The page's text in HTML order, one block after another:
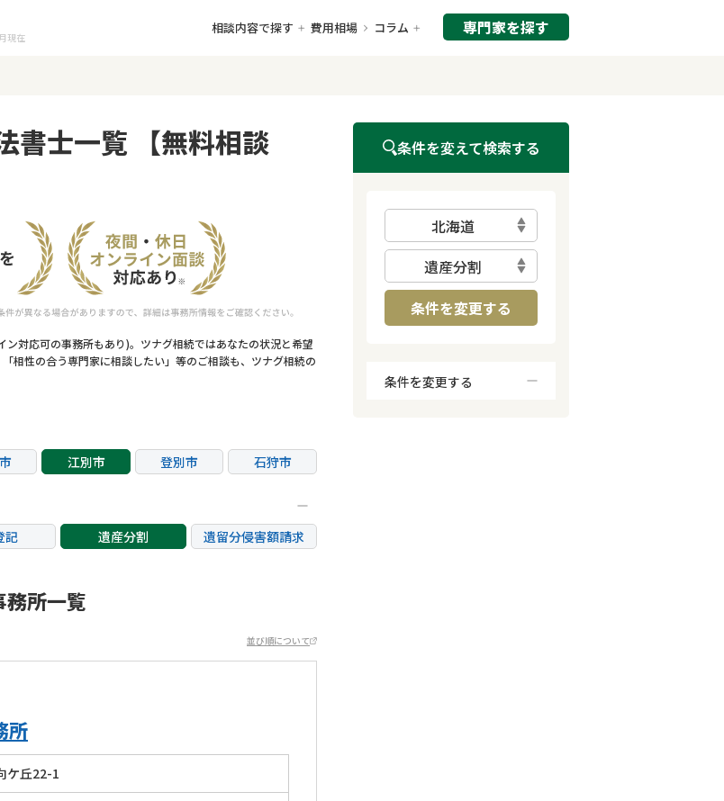
現在
相談内容で探す 費用相場 コラム 専門家を探す
書士一覧 【無料相談
対応可の事務所もあり)。ツナグ相続ではあなたの状況と希望
相性の合う専門家に相談したい」等のご相談も、ツナグ相続の
江別市 登別市 石狩市
記 遺産分割
遺留分侵害額請求
査所一覧
並び順について
所
ケ丘22-1
条件を変えて検索する
北海道
遺産分割
条件を変更する
条件を変更する